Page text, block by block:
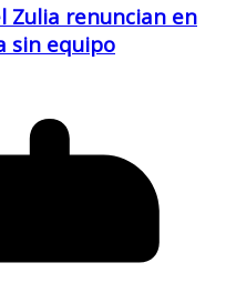
Zulia renuncian en
sin equipo